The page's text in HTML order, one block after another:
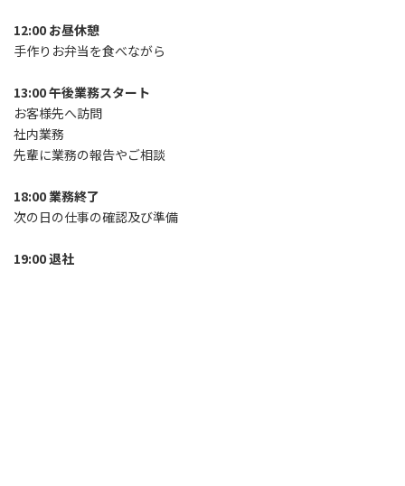
12:00 お昼休憩
手作りお弁当を食べながら
13:00 午後業務スタート
お客様先へ訪問
社内業務
先輩に業務の報告やご相談
18:00 業務終了
次の日の仕事の確認及び準備
19:00 退社